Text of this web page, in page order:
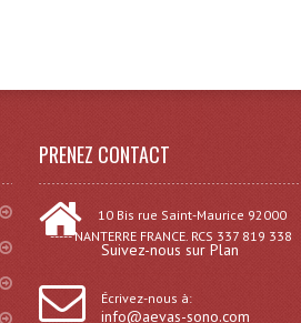
PRENEZ CONTACT
10 Bis rue Saint-Maurice 92000
----- NANTERRE FRANCE. RCS 337 819 338
Suivez-nous sur Plan
Écrivez-nous à:
info@aevas-sono.com